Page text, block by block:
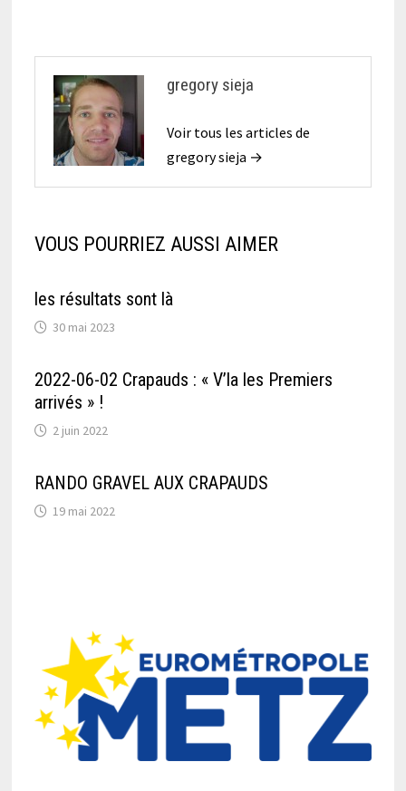
gregory sieja
Voir tous les articles de
gregory sieja →
VOUS POURRIEZ AUSSI AIMER
les résultats sont là
30 mai 2023
2022-06-02 Crapauds : « V’la les Premiers
arrivés » !
2 juin 2022
RANDO GRAVEL AUX CRAPAUDS
19 mai 2022